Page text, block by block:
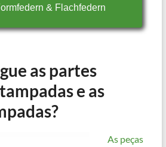
& Flachfedern
as partes
e as
As peças